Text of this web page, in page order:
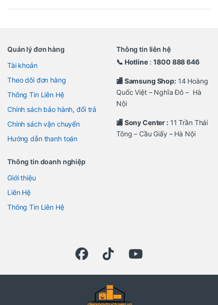
Quản lý đơn hàng
Tài khoản
Theo dõi đơn hàng
Thông Tin Liên Hệ
Chính sách bảo hành, đổi trả
Chính sách vận chuyển
Hướng dẫn thanh toán
Thông tin liên hệ
📞 Hotline:1800 888 646
🏬 Samsung Shop:14 Hoàng
Quốc Việt – Nghĩa Đô – Hà
Nội
🏬 Sony Center :11 Trần Thái
Tông – Cầu Giấy – Hà Nội
Thông tin doanh nghiệp
Giới thiệu
Liên Hệ
Thông Tin Liên Hệ